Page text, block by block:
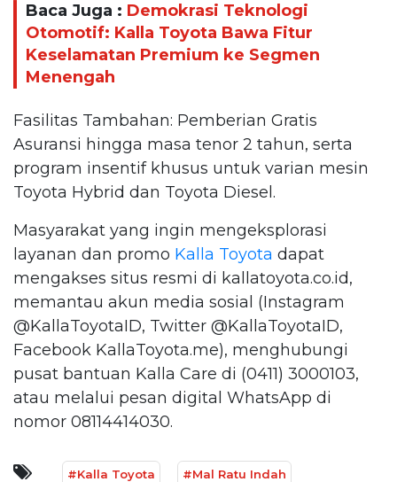
Baca Juga : Demokrasi Teknologi
Otomotif: Kalla Toyota Bawa Fitur
Keselamatan Premium ke Segmen
Menengah
Fasilitas Tambahan: Pemberian Gratis
Asuransi hingga masa tenor 2 tahun, serta
program insentif khusus untuk varian mesin
Toyota Hybrid dan Toyota Diesel.
Masyarakat yang ingin mengeksplorasi
layanan dan promo Kalla Toyota dapat
mengakses situs resmi di kallatoyota.co.id,
memantau akun media sosial (Instagram
@KallaToyotaID, Twitter @KallaToyotaID,
Facebook KallaToyota.me), menghubungi
pusat bantuan Kalla Care di (0411) 3000103,
atau melalui pesan digital WhatsApp di
nomor 08114414030.
#Kalla Toyota #Mal Ratu Indah